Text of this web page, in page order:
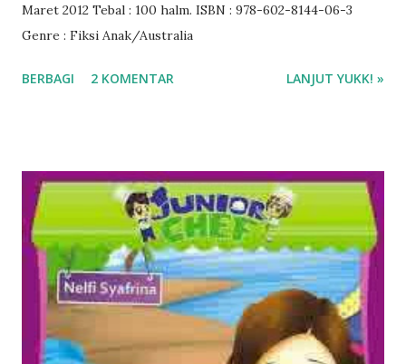
Maret 2012 Tebal : 100 halm. ISBN : 978-602-8144-06-3
Genre : Fiksi Anak/Australia
BERBAGI 2 KOMENTAR LANJUT YUKK! »